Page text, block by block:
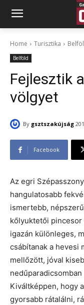
Home Turisztika
Belföld
Fejlesztik
völgyet
By gsztszakújság
Facebook
Az egri
hangulatosabb
ismertebb,
kőlyuktetői pincesor
igazán különleges,
csábítanak a hevesi
mellőzött, jóval
Kiváltképpen, hogy
gyorsabb rátalálni,